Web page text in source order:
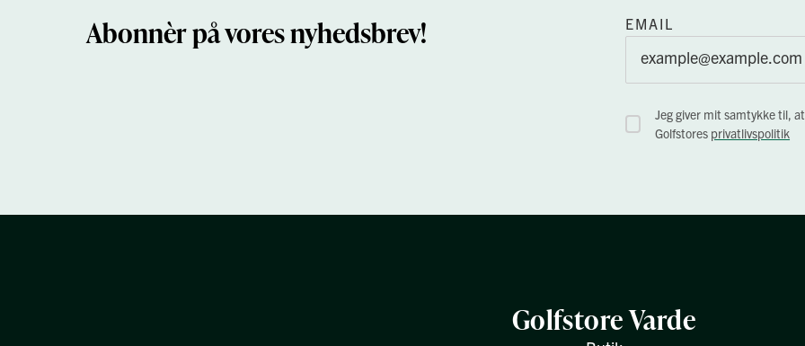
Abonnèr på vores nyhedsbrev! EMAIL
Jeg giver mit samtykke til,
Golfstores privatlivspolitik
Golfstore Varde